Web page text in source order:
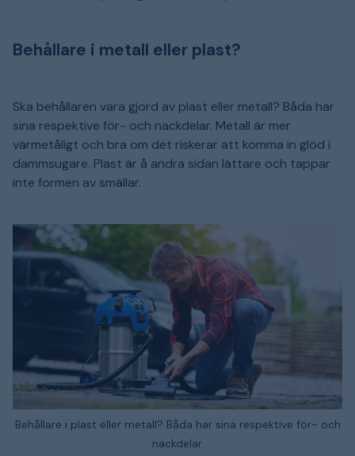
Behållare i metall eller plast?
Ska behållaren vara gjord av plast eller metall? Båda har
sina respektive för- och nackdelar. Metall är mer
värmetåligt och bra om det riskerar att komma in glöd i
dammsugare. Plast är å andra sidan lättare och tappar
inte formen av smällar.
Behållare i plast eller metall? Båda har sina respektive för- och
nackdelar.